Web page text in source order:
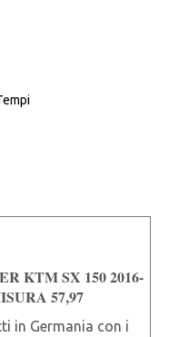
KTM SX 150 2016-
57,97
in Germania con i